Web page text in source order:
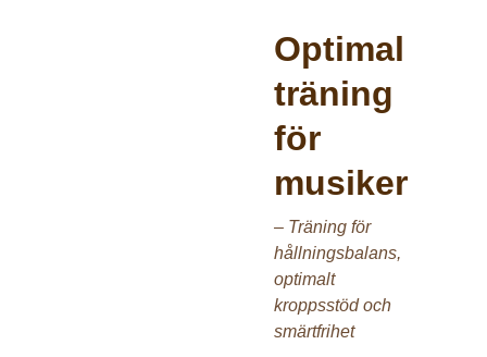
Optimal
träning
för
musiker
– Träning för
hållningsbalans,
optimalt
kroppsstöd och
smärtfrihet